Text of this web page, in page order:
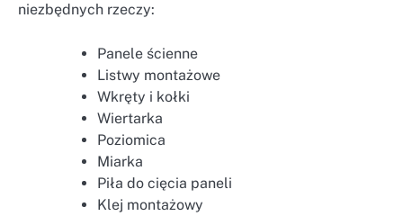
niezbędnych rzeczy:
Panele ścienne
Listwy montażowe
Wkręty i kołki
Wiertarka
Poziomica
Miarka
Piła do cięcia paneli
Klej montażowy